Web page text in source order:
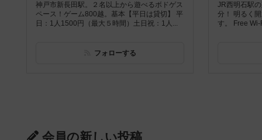
神戸市新長田駅。２名以上から遊べるボドゲス
ペース！ゲーム800越。基本【平日は貸切】 平
日：1人1500円（最大５時間）土日祝：1人...
フォローする
JR西明石駅
分！ 明るく
す。 Free Wi-
会員の新しい投稿